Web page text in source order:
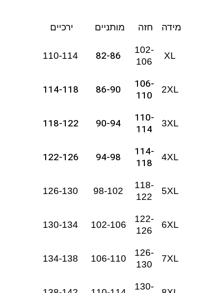
מידה חזה מותניים ירכיים
XL
102-
106
82-86
110-114
2XL
106-
110
86-90
114-118
3XL
110-
114
90-94
118-122
4XL
114-
118
94-98
122-126
5XL
118-
122
98-102
126-130
6XL
122-
126
102-106
130-134
7XL
126-
130
106-110
134-138
130-